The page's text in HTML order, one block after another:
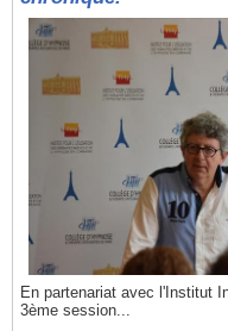
En partenariat avec l'Institut
3ème session...